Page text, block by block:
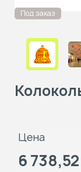
Под заказ
Цена
6 738,52